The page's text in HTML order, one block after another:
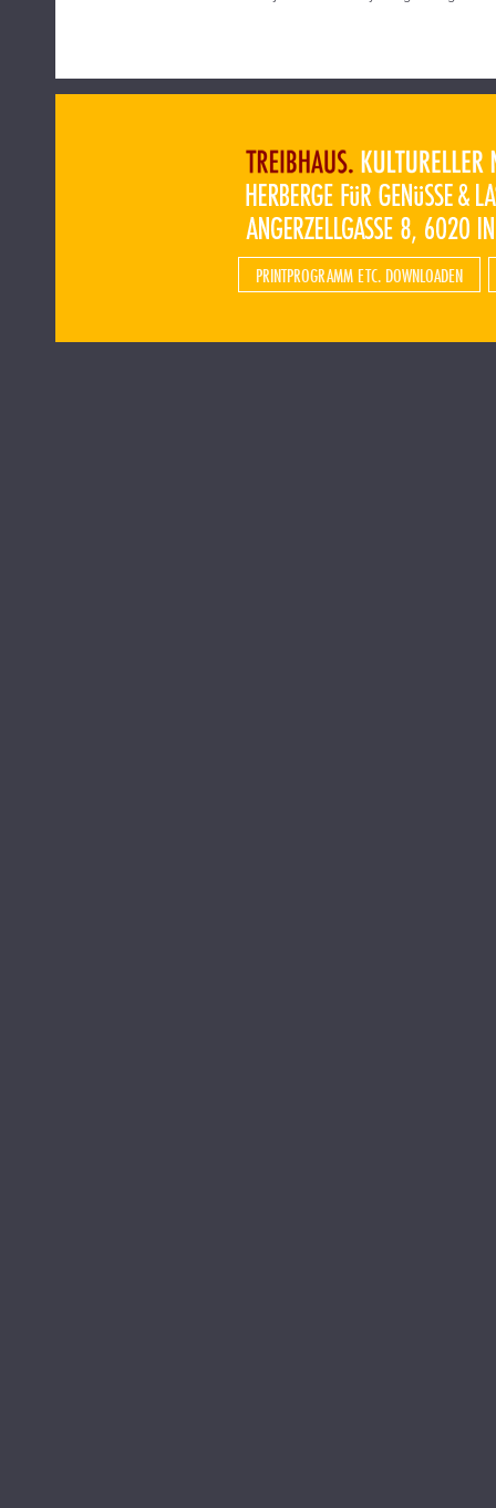
PRINTPROGRAMM ETC. DOWNLOADEN